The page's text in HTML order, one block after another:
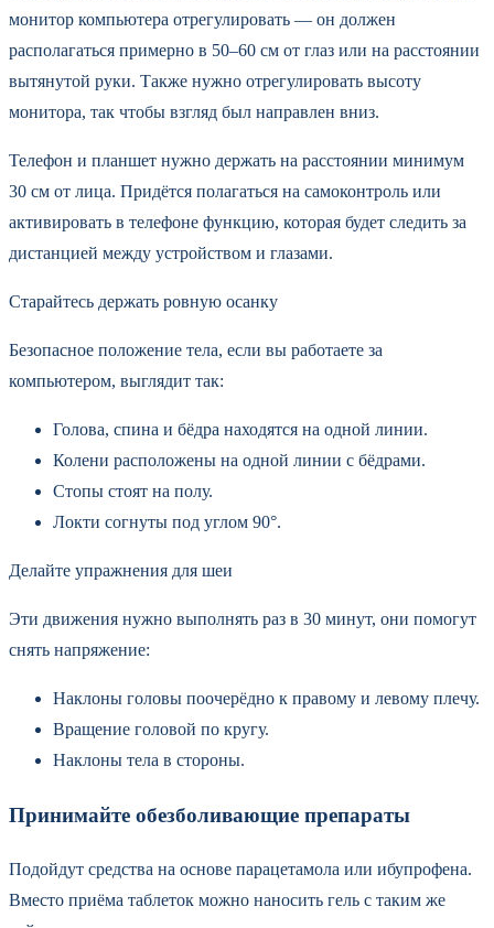
монитор компьютера отрегулировать — он должен
располагаться примерно в 50–60 см от глаз или на расстоянии
вытянутой руки. Также нужно отрегулировать высоту
монитора, так чтобы взгляд был направлен вниз.
Телефон и планшет нужно держать на расстоянии минимум
30 см от лица. Придётся полагаться на самоконтроль или
активировать в телефоне функцию, которая будет следить за
дистанцией между устройством и глазами.
Старайтесь держать ровную осанку
Безопасное положение тела, если вы работаете за
компьютером, выглядит так:
Голова, спина и бёдра находятся на одной линии.
Колени расположены на одной линии с бёдрами.
Стопы стоят на полу.
Локти согнуты под углом 90°.
Делайте упражнения для шеи
Эти движения нужно выполнять раз в 30 минут, они помогут
снять напряжение:
Наклоны головы поочерёдно к правому и левому плечу.
Вращение головой по кругу.
Наклоны тела в стороны.
Принимайте обезболивающие препараты
Подойдут средства на основе парацетамола или ибупрофена.
Вместо приёма таблеток можно наносить гель с таким же